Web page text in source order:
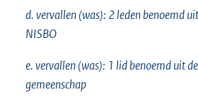
d. vervallen (was): 2 leden benoemd
NISBO
e. vervallen (was): 1 lid benoemd uit
gemeenschap